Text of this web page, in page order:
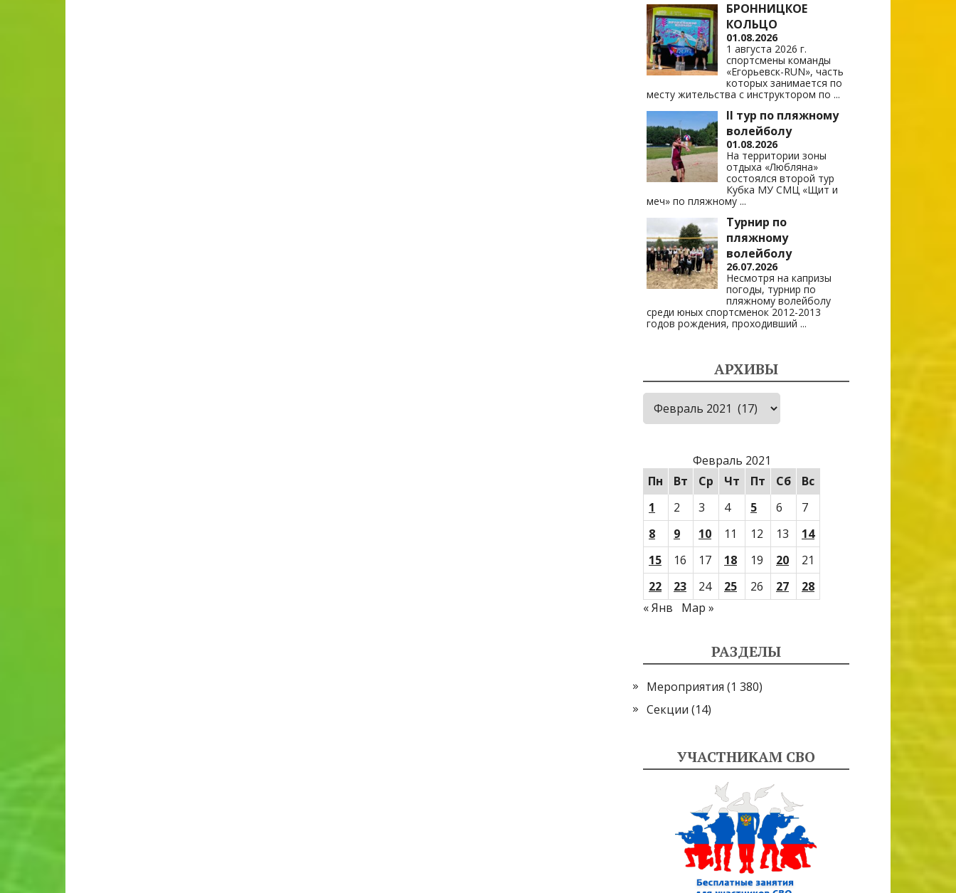
БРОННИЦКОЕ
КОЛЬЦО
01.08.2026
1 августа 2026 г.
спортсмены команды
«Егорьевск-RUN», часть
которых занимается по
месту жительства с инструктором по ...
II тур по пляжному
волейболу
01.08.2026
На территории зоны
отдыха «Любляна»
состоялся второй тур
Кубка МУ СМЦ «Щит и
меч» по пляжному ...
Турнир по
пляжному
волейболу
26.07.2026
Несмотря на капризы
погоды, турнир по
пляжному волейболу
среди юных спортсменок 2012-2013
годов рождения, проходивший ...
АРХИВЫ
Архивы
Февраль 2021
Пн
Вт Ср Чт Пт Сб
Вс
1
2 3 4 5 6
7
8
9 10 11 12 13
14
15
16 17 18 19 20
21
22
23 24 25 26 27
28
« Янв
Мар »
РАЗДЕЛЫ
Мероприятия (1 380)
Секции (14)
УЧАСТНИКАМ СВО